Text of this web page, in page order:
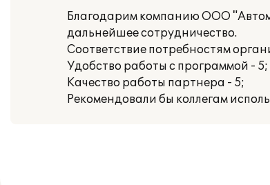
Благодарим компанию ООО
дальнейшее сотрудничество.
Соответствие потребностям
Удобство работы с программой - 5;
Качество работы партнера - 5;
Рекомендовали бы коллегам